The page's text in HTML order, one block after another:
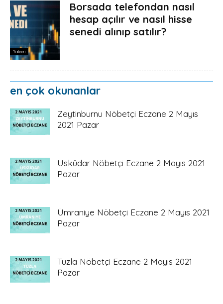
Yatırım
Borsada telefondan nasıl
hesap açılır ve nasıl hisse
senedi alınıp satılır?
en çok okunanlar
Zeytinburnu Nöbetçi Eczane 2 Mayıs
2021 Pazar
Üsküdar Nöbetçi Eczane 2 Mayıs 2021
Pazar
Ümraniye Nöbetçi Eczane 2 Mayıs 2021
Pazar
Tuzla Nöbetçi Eczane 2 Mayıs 2021
Pazar